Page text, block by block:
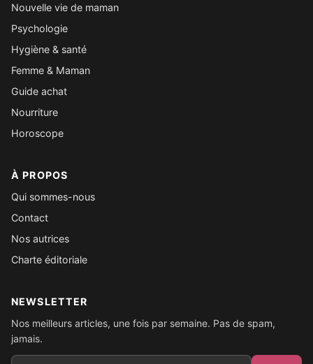
Nouvelle vie de maman
Psychologie
Hygiène & santé
Femme & Maman
Guide achat
Nourriture
Horoscope
À PROPOS
Qui sommes-nous
Contact
Nos autrices
Charte éditoriale
NEWSLETTER
Nos meilleurs articles, une fois par semaine. Pas de spam,
jamais.